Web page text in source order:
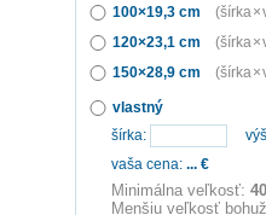
100×19,3 cm
(šírka ×
120×23,1 cm
(šírka ×
150×28,9 cm
(šírka ×
vlastný
šírka:
vaša cena: ... €
Minimálna veľkosť:
Menšiu veľkosť